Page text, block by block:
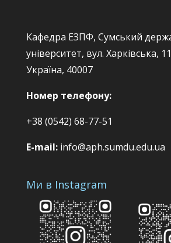
Кафедра ЕЗПФ, Сумський
університет, вул. Харківська,
Україна, 40007
Номер телефону:
+38 (0542) 68-77-51
E-mail:info@aph.sumdu.edu.ua
Ми в Instagram